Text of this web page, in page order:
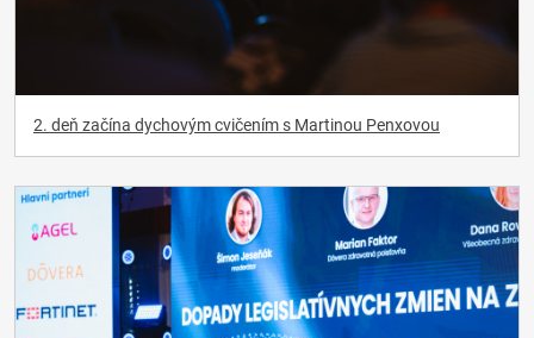
2. deň začína dychovým cvičením s Martinou Penxovou